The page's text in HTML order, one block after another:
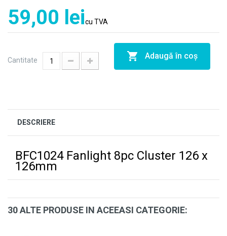
59,00 leicu TVA
Cantitate Adaugă în coş
DESCRIERE
BFC1024 Fanlight 8pc Cluster 126 x
126mm
30 ALTE PRODUSE IN ACEEASI CATEGORIE: